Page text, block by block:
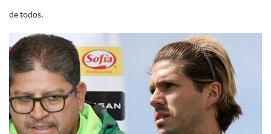
de todos.